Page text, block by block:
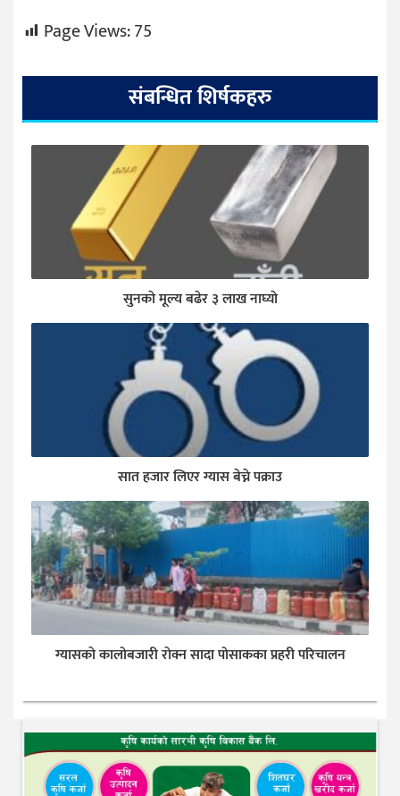
Page Views:75
संबन्धित शिर्षकहरु
सुनकाे मूल्य बढेर ३ लाख नाघ्याे
सात हजार लिएर ग्यास बेच्ने पक्राउ
ग्यासकाे कालोबजारी राेक्न सादा पोसाकका प्रहरी परिचालन